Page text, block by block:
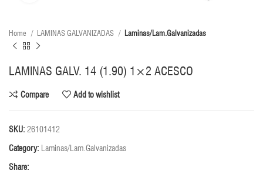
Home LAMINAS GALVANIZADAS Laminas/Lam.Galvanizadas
LAMINAS GALV. 14 (1.90) 1×2 ACESCO
Compare Add to wishlist
SKU: 26101412
Category: Laminas/Lam.Galvanizadas
Share: